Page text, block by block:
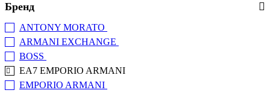
Бренд
ANTONY MORATO
ARMANI EXCHANGE
BOSS
EA7 EMPORIO ARMANI
EMPORIO ARMANI